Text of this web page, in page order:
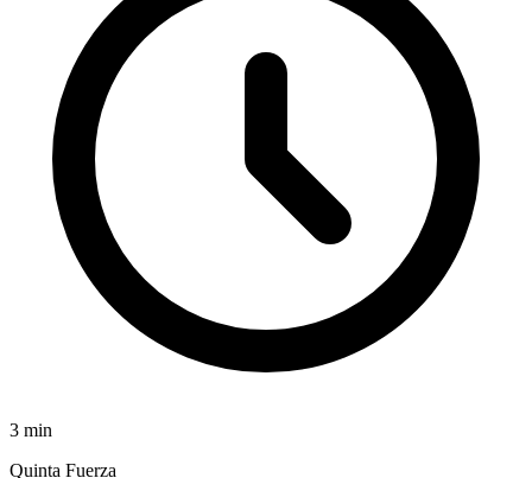
3 min
Quinta Fuerza